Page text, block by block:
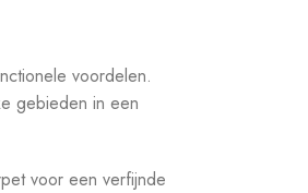
voordelen.
gebieden in een
voor een verfijnde